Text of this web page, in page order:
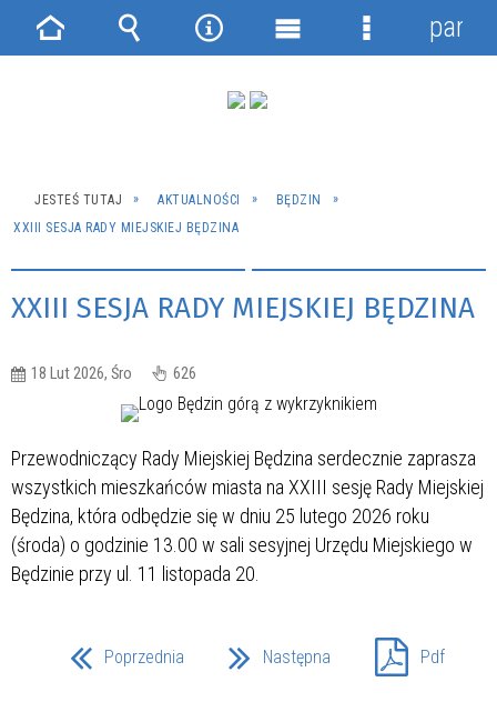
JESTEŚ TUTAJ AKTUALNOŚCI
BĘDZIN
XXIII SESJA RADY MIEJSKIEJ BĘDZINA
XXIII SESJA RADY MIEJSKIEJ BĘDZINA
18 Lut 2026, Śro 626
Przewodniczący Rady Miejskiej Będzina serdecznie zaprasza
wszystkich mieszkańców miasta na XXIII sesję Rady Miejskiej
Będzina, która odbędzie się w dniu 25 lutego 2026 roku
(środa) o godzinie 13.00 w sali sesyjnej Urzędu Miejskiego w
Będzinie przy ul. 11 listopada 20.
Poprzednia Następna Pdf
Strona Wyszukiwarka
NarzędziaMenu
Menu
panel